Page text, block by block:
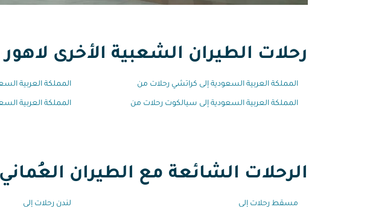
رحلات الطيران الشعبية الأخرى
المملكة العربية السعودية إلى كراتشي رحلات من المملكة العربية
المملكة العربية السعودية إلى سيالكوت رحلات من المملكة العربية
الرحلات الشائعة مع الطيران العُماني
مسقط رحلات إلى لندن رحلات إلى